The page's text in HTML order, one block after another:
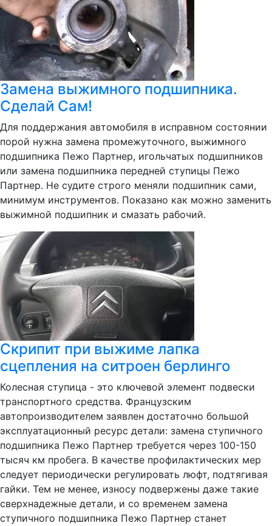
Замена выжимного подшипника.
Сделай Сам!
Для поддержания автомобиля в исправном состоянии
порой нужна замена промежуточного, выжимного
подшипника Пежо Партнер, игольчатых подшипников
или замена подшипника передней ступицы Пежо
Партнер. Не судите строго меняли подшипник сами,
минимум инструментов. Показано как можно заменить
выжимной подшипник и смазать рабочий.
Скрипит при выжиме лапка
сцепления на ситроен берлинго
Колесная ступица - это ключевой элемент подвески
транспортного средства. Французским
автопроизводителем заявлен достаточно большой
эксплуатационный ресурс детали: замена ступичного
подшипника Пежо Партнер требуется через 100-150
тысяч км пробега. В качестве профилактических мер
следует периодически регулировать люфт, подтягивая
гайки. Тем не менее, износу подвержены даже такие
сверхнадежные детали, и со временем замена
ступичного подшипника Пежо Партнер станет